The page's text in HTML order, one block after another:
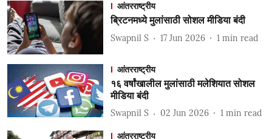
आंतरराष्ट्रीय
ब्रिटनमध्ये मुलांसाठी सोशल मीडिया बंदी
Swapnil S 17 Jun 2026 1 min read
आंतरराष्ट्रीय
१६ वर्षांखालील मुलांसाठी मलेशियात सोशल
मीडिया बंदी
Swapnil S 02 Jun 2026 1 min read
आंतरराष्ट्रीय